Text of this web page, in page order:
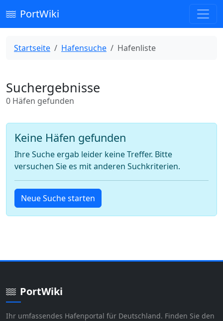
PortWiki
Startseite Hafensuche Hafenliste
Suchergebnisse
0 Häfen gefunden
Keine Häfen gefunden
Ihre Suche ergab leider keine Treffer. Bitte
versuchen Sie es mit anderen Suchkriterien.
Neue Suche starten
PortWiki
Ihr umfassendes Hafenportal für Deutschland. Finden Sie den